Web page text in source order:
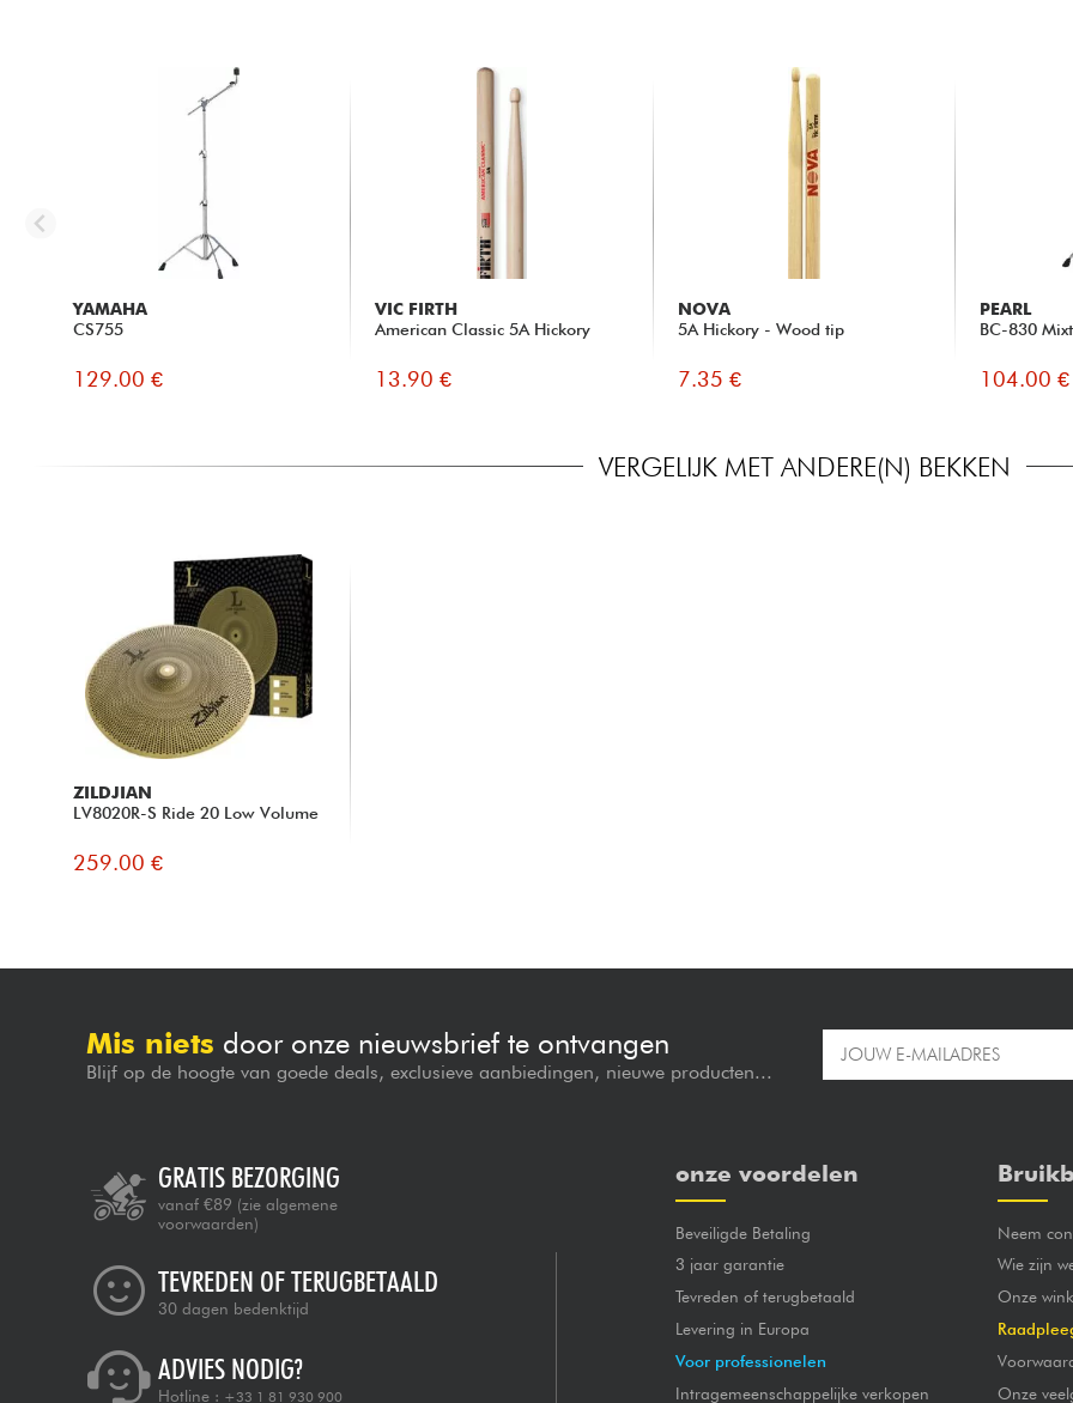
YAMAHA
CS755
129.00 €
VIC FIRTH
American Classic 5A Hickory
13.90 €
NOVA
5A Hickory - Wood tip
7.35 €
PEARL
BC-830
104.00 €
VERGELIJK MET ANDERE(N) BEKKEN
ZILDJIAN
LV8020R-S Ride 20 Low Volume
259.00 €
Mis niets door onze nieuwsbrief te ontvangen
Blijf op de hoogte van goede deals, exclusieve aanbiedingen, nieuwe producten...
GRATIS BEZORGING
vanaf €89 (zie algemene
voorwaarden)
TEVREDEN OF TERUGBETAALD
30 dagen bedenktijd
ADVIES NODIG?
Hotline : +33 1 81 930 900
onze voordelen
Beveiligde Betaling
3 jaar garantie
Tevreden of terugbetaald
Levering in Europa
Voor professionelen
Intragemeenschappelijke verkopen
Neem
Wie zijn
Onze
Onze